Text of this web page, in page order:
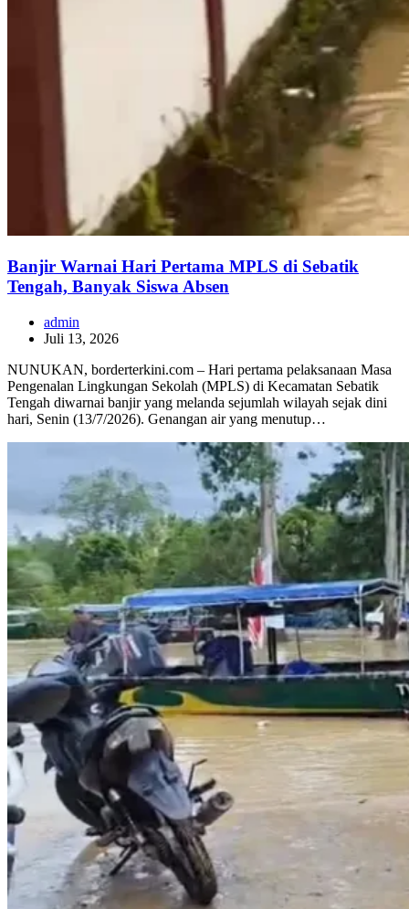
Banjir Warnai Hari Pertama MPLS di Sebatik
Tengah, Banyak Siswa Absen
admin
Juli 13, 2026
NUNUKAN, borderterkini.com – Hari pertama pelaksanaan Masa
Pengenalan Lingkungan Sekolah (MPLS) di Kecamatan Sebatik
Tengah diwarnai banjir yang melanda sejumlah wilayah sejak dini
hari, Senin (13/7/2026). Genangan air yang menutup…